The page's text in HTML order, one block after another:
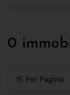
0
15 Per Pagina